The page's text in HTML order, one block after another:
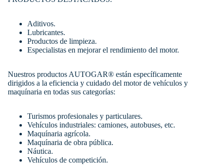
Aditivos.
Lubricantes.
Productos de limpieza.
Especialistas en mejorar el rendimiento del motor.
Nuestros productos AUTOGAR® están específicamente
dirigidos a la eficiencia y cuidado del motor de vehículos y
maquínaria en todas sus categorías:
Turismos profesionales y particulares.
Vehículos industriales: camiones, autobuses, etc.
Maquínaria agrícola.
Maquínaria de obra pública.
Náutica.
Vehículos de competición.